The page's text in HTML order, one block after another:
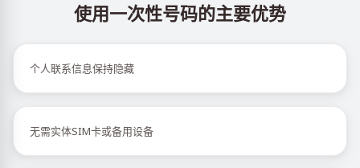
使用一次性号码的主要优势
个人联系信息保持隐藏
无需实体SIM卡或备用设备